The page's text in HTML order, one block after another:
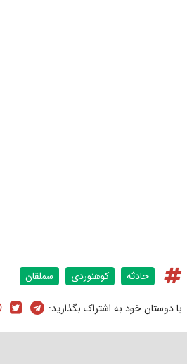
حادثه کوهنوردی سملقان
با دوستان خود به اشتراک بگذارید: